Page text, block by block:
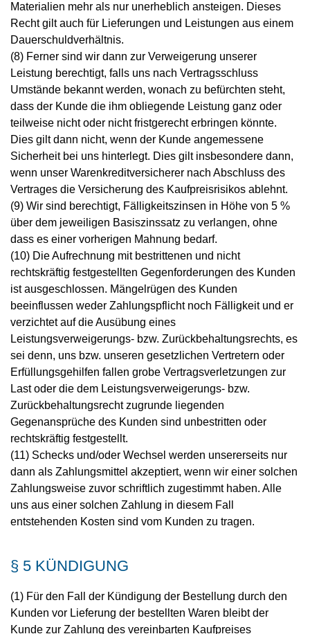
Materialien mehr als nur unerheblich ansteigen. Dieses
Recht gilt auch für Lieferungen und Leistungen aus einem
Dauerschuldverhältnis.
(8) Ferner sind wir dann zur Verweigerung unserer
Leistung berechtigt, falls uns nach Vertragsschluss
Umstände bekannt werden, wonach zu befürchten steht,
dass der Kunde die ihm obliegende Leistung ganz oder
teilweise nicht oder nicht fristgerecht erbringen könnte.
Dies gilt dann nicht, wenn der Kunde angemessene
Sicherheit bei uns hinterlegt. Dies gilt insbesondere dann,
wenn unser Warenkreditversicherer nach Abschluss des
Vertrages die Versicherung des Kaufpreisrisikos ablehnt.
(9) Wir sind berechtigt, Fälligkeitszinsen in Höhe von 5 %
über dem jeweiligen Basiszinssatz zu verlangen, ohne
dass es einer vorherigen Mahnung bedarf.
(10) Die Aufrechnung mit bestrittenen und nicht
rechtskräftig festgestellten Gegenforderungen des Kunden
ist ausgeschlossen. Mängelrügen des Kunden
beeinflussen weder Zahlungspflicht noch Fälligkeit und er
verzichtet auf die Ausübung eines
Leistungsverweigerungs- bzw. Zurückbehaltungsrechts, es
sei denn, uns bzw. unseren gesetzlichen Vertretern oder
Erfüllungsgehilfen fallen grobe Vertragsverletzungen zur
Last oder die dem Leistungsverweigerungs- bzw.
Zurückbehaltungsrecht zugrunde liegenden
Gegenansprüche des Kunden sind unbestritten oder
rechtskräftig festgestellt.
(11) Schecks und/oder Wechsel werden unsererseits nur
dann als Zahlungsmittel akzeptiert, wenn wir einer solchen
Zahlungsweise zuvor schriftlich zugestimmt haben. Alle
uns aus einer solchen Zahlung in diesem Fall
entstehenden Kosten sind vom Kunden zu tragen.
§ 5 KÜNDIGUNG
(1) Für den Fall der Kündigung der Bestellung durch den
Kunden vor Lieferung der bestellten Waren bleibt der
Kunde zur Zahlung des vereinbarten Kaufpreises